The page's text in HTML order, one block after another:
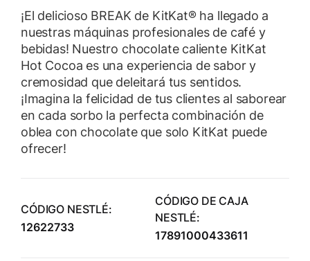
¡El delicioso BREAK de KitKat® ha llegado a
nuestras máquinas profesionales de café y
bebidas! Nuestro chocolate caliente KitKat
Hot Cocoa es una experiencia de sabor y
cremosidad que deleitará tus sentidos.
¡Imagina la felicidad de tus clientes al saborear
en cada sorbo la perfecta combinación de
oblea con chocolate que solo KitKat puede
ofrecer!
CÓDIGO NESTLÉ:
12622733
CÓDIGO DE CAJA
NESTLÉ:
17891000433611